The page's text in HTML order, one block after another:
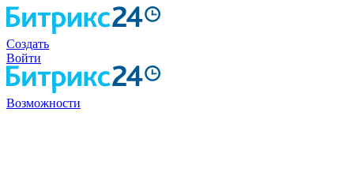
Создать
Войти
Возможности